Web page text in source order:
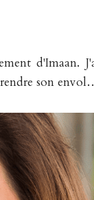
d'Imaan.
son